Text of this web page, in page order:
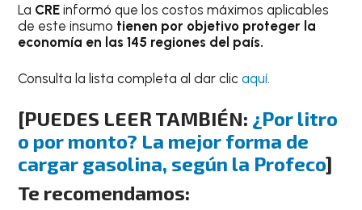
La CRE informó que los costos máximos aplicables
de este insumo tienen por objetivo proteger la
economía en las 145 regiones del país.
Consulta la lista completa al dar clicaquí.
[PUEDES LEER TAMBIÉN: ¿Por litro
o por monto? La mejor forma de
cargar gasolina, según la Profeco]
Te recomendamos: